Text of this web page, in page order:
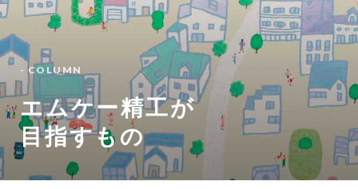
- COLUMN
エムケー精工が
目指すもの